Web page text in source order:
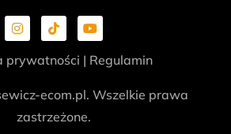
prywatności | Regulamin
ecom.pl. Wszelkie prawa
zastrzeżone.